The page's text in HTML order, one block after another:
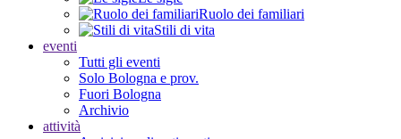
Ruolo dei familiari
Stili di vita
eventi
Tutti gli eventi
Solo Bologna e prov.
Fuori Bologna
Archivio
attività